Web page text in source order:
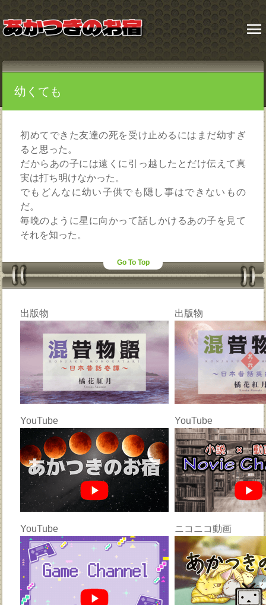
menu
幼くても
初めてできた友達の死を受け止めるにはまだ幼すぎ
ると思った。
だからあの子には遠くに引っ越したとだけ伝えて真
実は打ち明けなかった。
でもどんなに幼い子供でも隠し事はできないもの
だ。
毎晩のように星に向かって話しかけるあの子を見て
それを知った。
Go To Top
出版物 出版物
YouTube YouTube
YouTube ニコニコ動画